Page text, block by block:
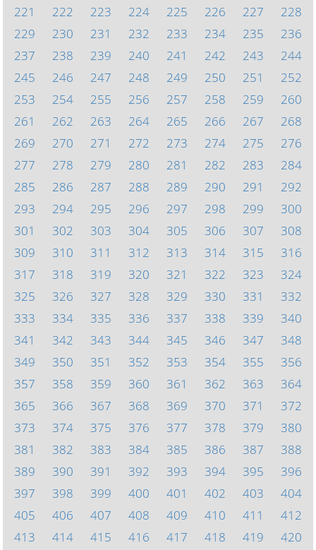
221 222 223 224 225 226 227
228
229
230 231 232 233 234 235
236
237
238 239 240 241 242 243
244
245
246 247 248 249 250 251
252
253
254 255 256 257 258 259
260
261
262 263 264 265 266 267
268
269
270 271 272 273 274 275
276
277
278 279 280 281 282 283
284
285
286 287 288 289 290 291
292
293
294 295 296 297 298 299
300
301
302 303 304 305 306 307
308
309
310 311 312 313 314 315
316
317
318 319 320 321 322 323
324
325
326 327 328 329 330 331
332
333
334 335 336 337 338 339
340
341
342 343 344 345 346 347
348
349
350 351 352 353 354 355
356
357
358 359 360 361 362 363
364
365
366 367 368 369 370 371
372
373
374 375 376 377 378 379
380
381
382 383 384 385 386 387
388
389
390 391 392 393 394 395
396
397
398 399 400 401 402 403
404
405
406 407 408 409 410 411
412
413
414 415 416 417 418 419
420